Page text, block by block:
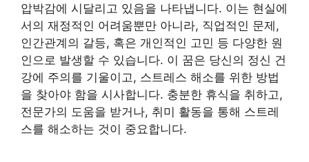
압박감에 시달리고 있음을 나타냅니다. 이는 현실에
서의 재정적인 어려움뿐만 아니라, 직업적인 문제,
인간관계의 갈등, 혹은 개인적인 고민 등 다양한 원
인으로 발생할 수 있습니다. 이 꿈은 당신의 정신 건
강에 주의를 기울이고, 스트레스 해소를 위한 방법
을 찾아야 함을 시사합니다. 충분한 휴식을 취하고,
전문가의 도움을 받거나, 취미 활동을 통해 스트레
스를 해소하는 것이 중요합니다.